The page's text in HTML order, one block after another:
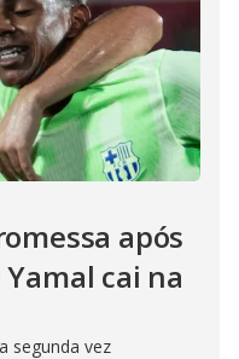
após
cai na
segunda vez